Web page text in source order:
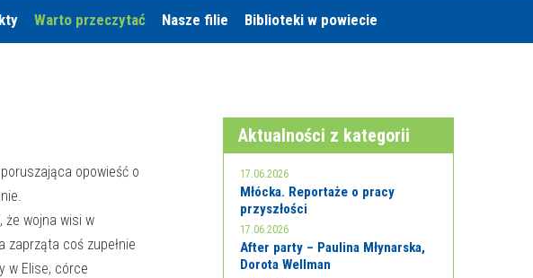
Warto przeczytać Nasze filie Biblioteki w powiecie
opowieść o
że wojna wisi w
zaprząta coś zupełnie
w Elise, córce
Aktualności z kategorii
17.06.2026
Młócka. Reportaże o pracy
przyszłości
17.06.2026
After party – Paulina Młynarska,
Dorota Wellman